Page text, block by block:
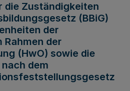
die Zuständigkeiten
(BBiG)
der
Rahmen der
(HwO) sowie die
dem